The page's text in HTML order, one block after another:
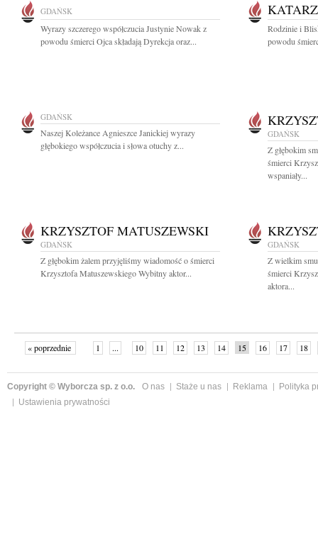
GDAŃSK
Wyrazy szczerego współczucia Justynie Nowak z
powodu śmierci Ojca składają Dyrekcja oraz...
Rodzinie i
powodu
GDAŃSK
Naszej Koleżance Agnieszce Janickiej wyrazy
głębokiego współczucia i słowa otuchy z...
GDAŃSK
Z głębokim
śmierci
wspaniały...
KRZYSZTOF MATUSZEWSKI
GDAŃSK
Z głębokim żalem przyjęliśmy wiadomość o śmierci
Krzysztofa Matuszewskiego Wybitny aktor...
GDAŃSK
Z wielkim
śmierci
aktora...
« poprzednie 1 ... 10 11 12 13 14 15 16 17
18
Copyright © Wyborcza sp. z o.o. O nas Staże u nas Reklama
Polityka
Ustawienia prywatności